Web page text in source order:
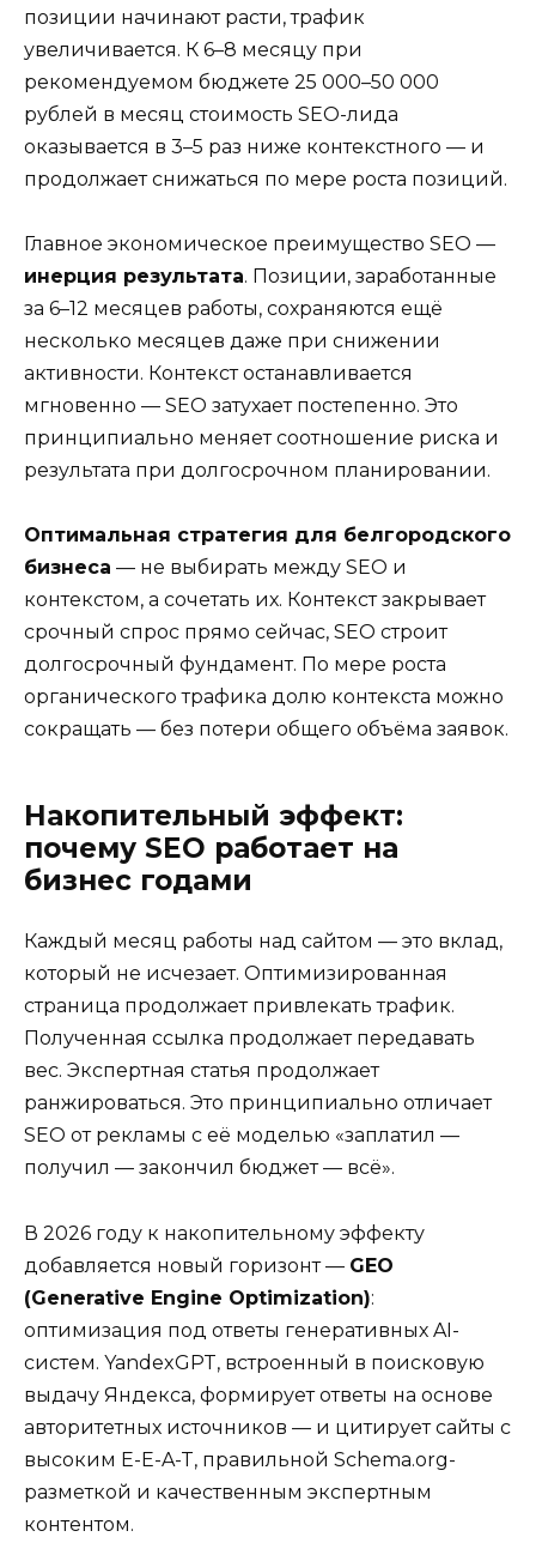
позиции начинают расти, трафик
увеличивается. К 6–8 месяцу при
рекомендуемом бюджете 25 000–50 000
рублей в месяц стоимость SEO-лида
оказывается в 3–5 раз ниже контекстного — и
продолжает снижаться по мере роста позиций.
Главное экономическое преимущество SEO —
инерция результата. Позиции, заработанные
за 6–12 месяцев работы, сохраняются ещё
несколько месяцев даже при снижении
активности. Контекст останавливается
мгновенно — SEO затухает постепенно. Это
принципиально меняет соотношение риска и
результата при долгосрочном планировании.
Оптимальная стратегия для белгородского
бизнеса — не выбирать между SEO и
контекстом, а сочетать их. Контекст закрывает
срочный спрос прямо сейчас, SEO строит
долгосрочный фундамент. По мере роста
органического трафика долю контекста можно
сокращать — без потери общего объёма заявок.
Накопительный эффект:
почему SEO работает на
бизнес годами
Каждый месяц работы над сайтом — это вклад,
который не исчезает. Оптимизированная
страница продолжает привлекать трафик.
Полученная ссылка продолжает передавать
вес. Экспертная статья продолжает
ранжироваться. Это принципиально отличает
SEO от рекламы с её моделью «заплатил —
получил — закончил бюджет — всё».
В 2026 году к накопительному эффекту
добавляется новый горизонт — GEO
(Generative Engine Optimization):
оптимизация под ответы генеративных AI-
систем. YandexGPT, встроенный в поисковую
выдачу Яндекса, формирует ответы на основе
авторитетных источников — и цитирует сайты с
высоким E-E-A-T, правильной Schema.org-
разметкой и качественным экспертным
контентом.